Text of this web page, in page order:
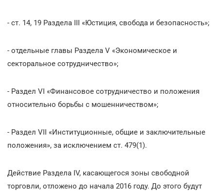
- ст. 14, 19 Раздела III «Юстиция, свобода и безопасность»;
- отдельные главы Раздела V «Экономическое и
секторальное сотрудничество»;
- Раздел VI «Финансовое сотрудничество и положения
относительно борьбы с мошенничеством»;
- Раздел VII «Институционные, общие и заключительные
положения», за исключением ст. 479(1).
Действие Раздела IV, касающегося зоны свободной
торговли, отложено до начала 2016 году. До этого будут